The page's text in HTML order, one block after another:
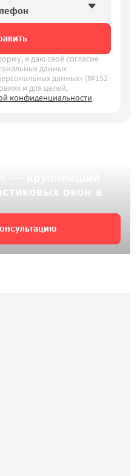
я даю своё согласие
данных
данных» (№152-
и для целей,
конфиденциальности.
окон в